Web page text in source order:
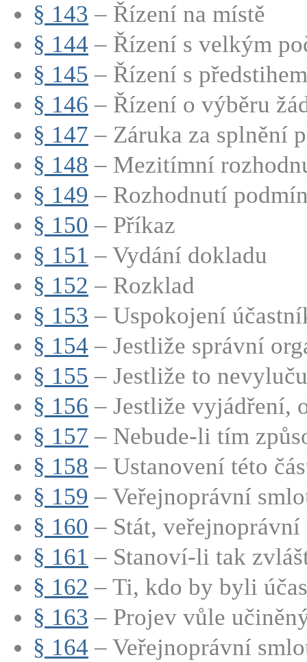
§ 143 – Řízení na místě
§ 144 – Řízení s velkým
§ 145 – Řízení s
§ 146 – Řízení o výběru
§ 147 – Záruka za splnění
§ 148 – Mezitímní
§ 149 – Rozhodnutí
§ 150 – Příkaz
§ 151 – Vydání dokladu
§ 152 – Rozklad
§ 153 – Uspokojení
§ 154 – Jestliže správní
§ 155 – Jestliže to
§ 156 – Jestliže vyjádření,
§ 157 – Nebude-li tím
§ 158 – Ustanovení této
§ 159 – Veřejnoprávní
§ 160 – Stát,
§ 161 – Stanoví-li tak
§ 162 – Ti, kdo by byli
§ 163 – Projev vůle
§ 164 – Veřejnoprávní